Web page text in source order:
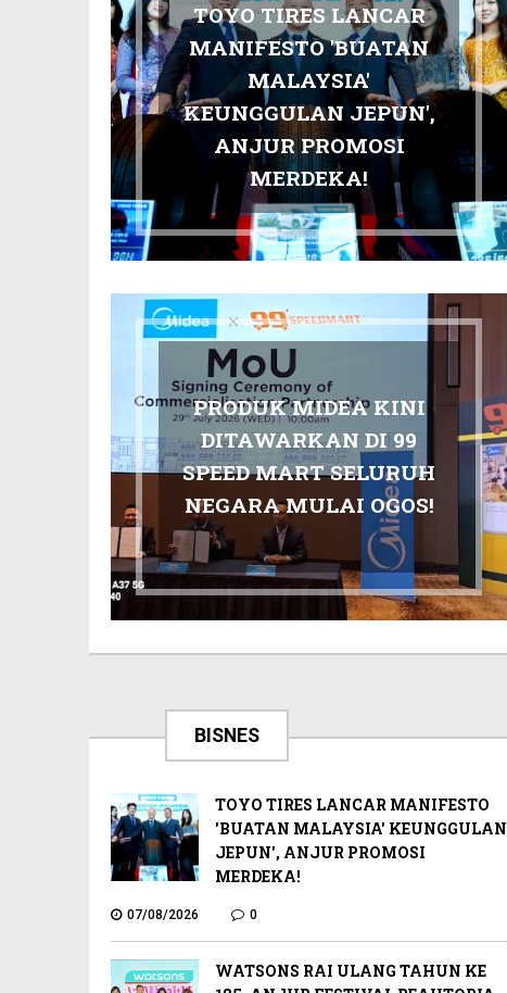
TOYO TIRES LANCAR
MANIFESTO 'BUATAN
MALAYSIA'
KEUNGGULAN JEPUN',
ANJUR PROMOSI
MERDEKA!
PRODUK MIDEA KINI
DITAWARKAN DI 99
SPEED MART SELURUH
NEGARA MULAI OGOS!
BISNES
TOYO TIRES LANCAR MANIFESTO
'BUATAN MALAYSIA' KEUNGGULAN
JEPUN', ANJUR PROMOSI
MERDEKA!
07/08/2026 0
WATSONS RAI ULANG TAHUN KE